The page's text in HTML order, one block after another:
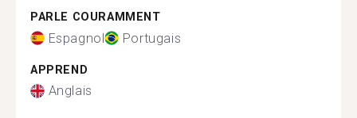
PARLE COURAMMENT
Espagnol Portugais
APPREND
Anglais